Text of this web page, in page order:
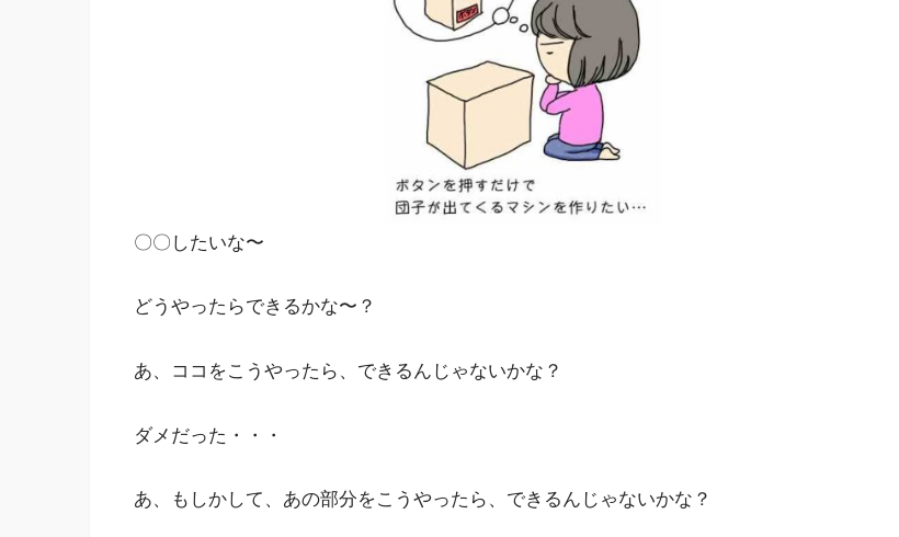
〇〇したいな〜
どうやったらできるかな〜？
あ、ココをこうやったら、できるんじゃないかな？
ダメだった・・・
あ、もしかして、あの部分をこうやったら、できるんじゃないかな？